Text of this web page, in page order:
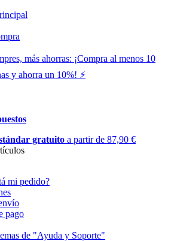
más ahorras: ¡Compra al menos 10
y ahorra un 10%! ⚡️
gratuito a partir de 87,90 €
mi pedido?
pago
de "Ayuda y Soporte"